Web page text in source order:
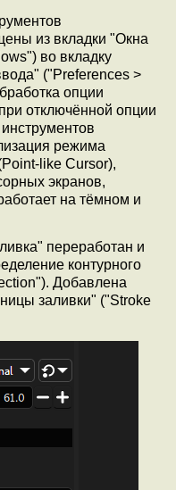
из вкладки "Окна
во вкладку
("Preferences >
опции
отключённой опции
режима
like Сursor),
экранов,
на тёмном и
переработан и
контурного
Добавлена
заливки" ("Stroke